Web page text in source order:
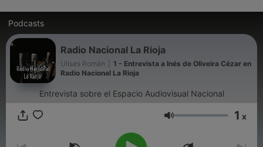
Podcasts
Radio Nacional La Rioja
Ulises Román
1 - Entrevista a Inés de Oliveira Cézar en
Radio Nacional La Rioja
Entrevista sobre el Espacio Audiovisual Nacional
Volumen 1 x